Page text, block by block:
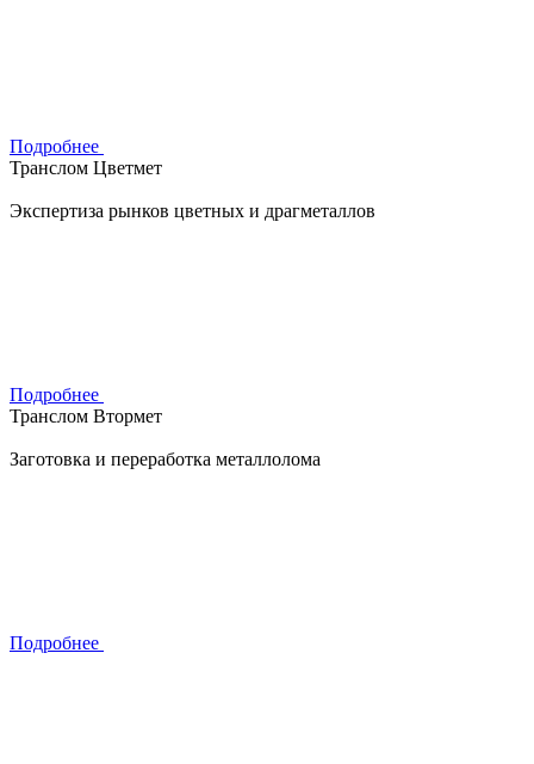
Подробнее
Транслом Цветмет
Экспертиза рынков цветных и драгметаллов
Подробнее
Транслом Втормет
Заготовка и переработка металлолома
Подробнее